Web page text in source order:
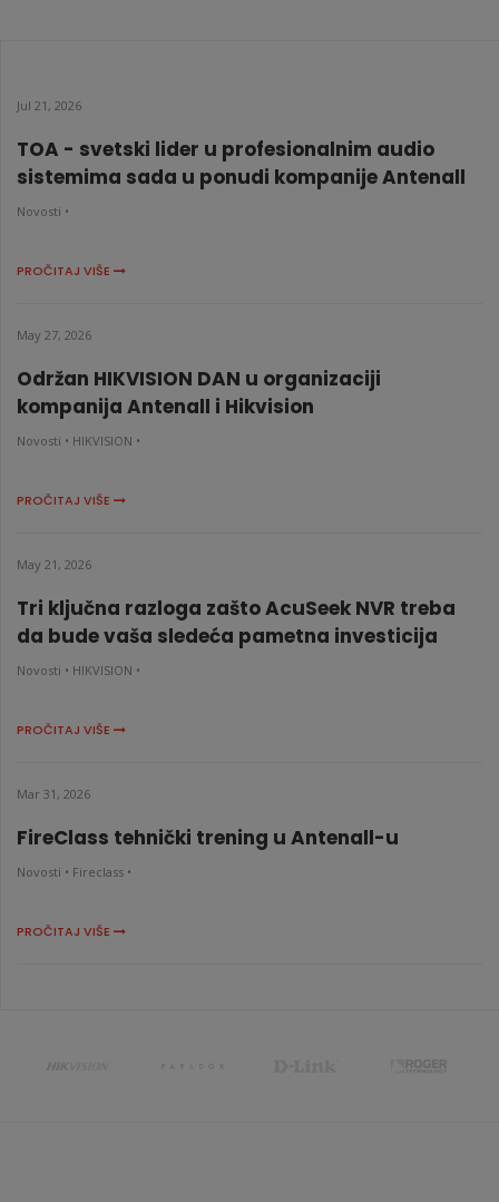
Jul 21, 2026
TOA - svetski lider u profesionalnim audio
sistemima sada u ponudi kompanije Antenall
Novosti •
PROČITAJ VIŠE
May 27, 2026
Održan HIKVISION DAN u organizaciji
kompanija Antenall i Hikvision
Novosti • HIKVISION •
PROČITAJ VIŠE
May 21, 2026
Tri ključna razloga zašto AcuSeek NVR treba
da bude vaša sledeća pametna investicija
Novosti • HIKVISION •
PROČITAJ VIŠE
Mar 31, 2026
FireClass tehnički trening u Antenall-u
Novosti • Fireclass •
PROČITAJ VIŠE